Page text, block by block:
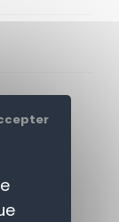
jours